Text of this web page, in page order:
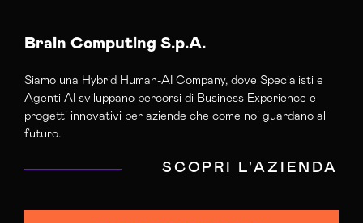
Brain Computing S.p.A.
Siamo una Hybrid Human-AI Company, dove Specialisti e
Agenti AI sviluppano percorsi di Business Experience e
progetti innovativi per aziende che come noi guardano al
futuro.
SCOPRI L'AZIENDA